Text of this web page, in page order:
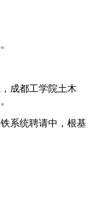
成都工学院土木
系统聘请中，根基